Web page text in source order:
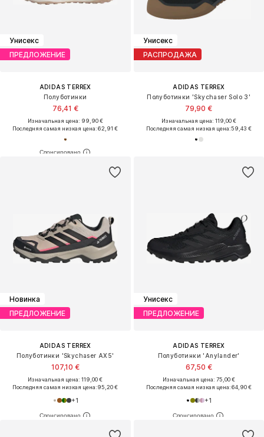
Унисекс
ПРЕДЛОЖЕНИЕ
ADIDAS TERREX
Полуботинки
76,41 €
Изначальная цена: 99,90 €
Последняя самая низкая цена:62,91 €
Унисекс
РАСПРОДАЖА
ADIDAS TERREX
Полуботинки 'Skychaser Solo 3'
79,90 €
Изначальная цена: 119,00 €
Последняя самая низкая цена:59,43 €
Новинка
ПРЕДЛОЖЕНИЕ
ADIDAS TERREX
Полуботинки 'Skychaser AX5'
107,10 €
Изначальная цена: 119,00 €
Последняя самая низкая цена:95,20 €
+1
Унисекс
ПРЕДЛОЖЕНИЕ
ADIDAS TERREX
Полуботинки 'Anylander'
67,50 €
Изначальная цена: 75,00 €
Последняя самая низкая цена:64,90 €
+1